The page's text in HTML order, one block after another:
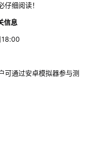
细阅读！
信息
18:00
可通过安卓模拟器参与测